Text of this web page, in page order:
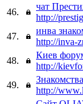
46.
чат
http://
47.
инва
http://inva-
48.
Киев
http://
49.
http://